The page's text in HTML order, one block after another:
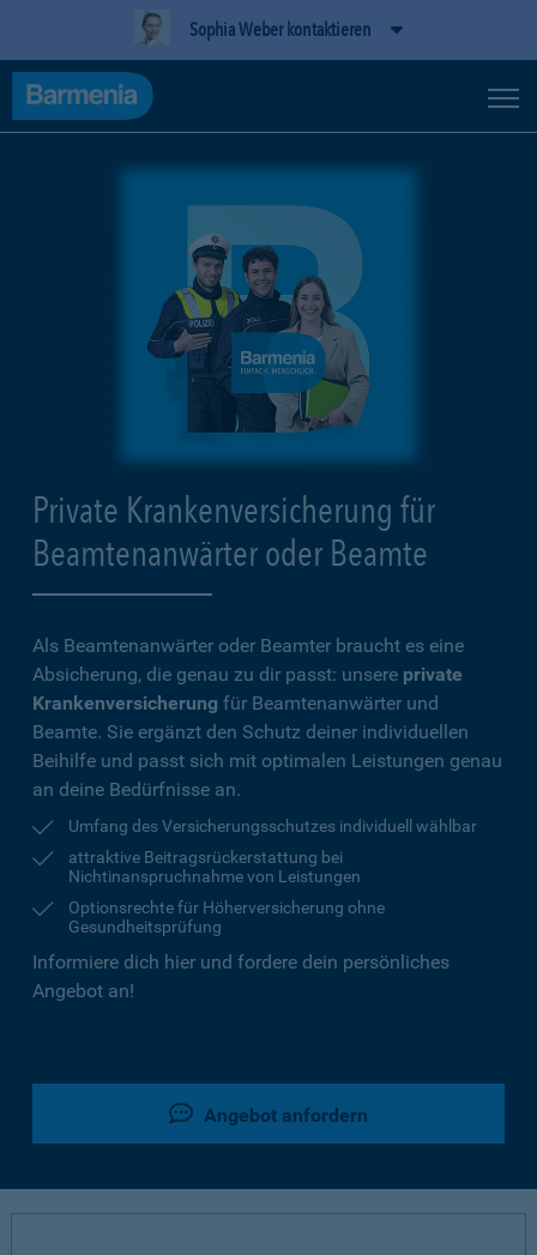
Sophia Weber kontaktieren
Private Krankenversicherung für
Beamtenanwärter oder Beamte
Als Beamtenanwärter oder Beamter braucht es eine
Absicherung, die genau zu dir passt: unsere private
Krankenversicherung für Beamtenanwärter und
Beamte. Sie ergänzt den Schutz deiner individuellen
Beihilfe und passt sich mit optimalen Leistungen genau
an deine Bedürfnisse an.
Umfang des Versicherungsschutzes individuell wählbar
attraktive Beitragsrückerstattung bei
Nichtinanspruchnahme von Leistungen
Optionsrechte für Höherversicherung ohne
Gesundheitsprüfung
Informiere dich hier und fordere dein persönliches
Angebot an!
Angebot anfordern